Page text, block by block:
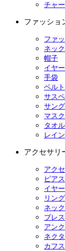
チャ
ファッショ
ファ
ネッ
帽子
イヤ
手袋
ベルト
サス
サン
マスク
タオ
レイ
アクセサリ
アク
ピアス
イヤ
リング
ネッ
ブレ
アン
ネク
カフス